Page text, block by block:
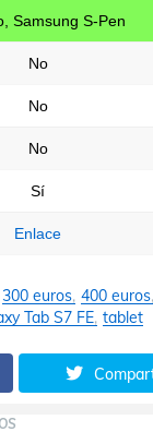
Samsung S-Pen
No
No
No
Sí
Enlace
300 euros 400 euros
Tab S7 FE tablet